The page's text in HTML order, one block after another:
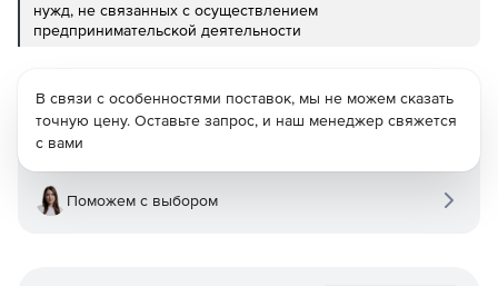
нужд, не связанных с осуществлением
предпринимательской деятельности
В связи с особенностями поставок, мы не можем сказать
точную цену. Оставьте запрос, и наш менеджер свяжется
с вами
Поможем с выбором